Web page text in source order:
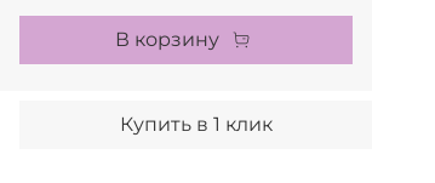
В корзину
Купить в 1 клик